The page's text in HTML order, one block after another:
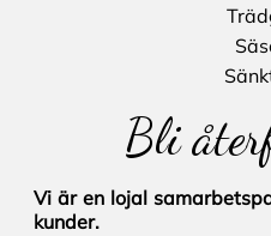
Bli
Vi är en lojal
kunder.